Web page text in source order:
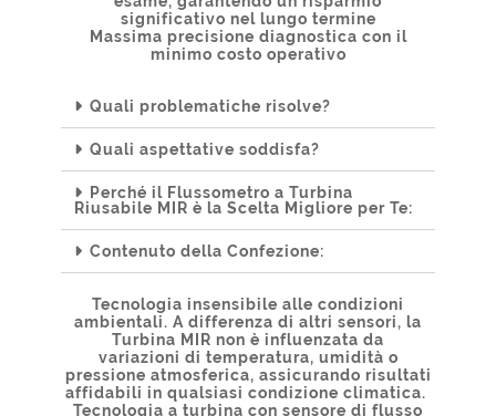
significativo nel lungo termine
Massima precisione diagnostica con il
minimo costo operativo
Quali problematiche risolve?
Quali aspettative soddisfa?
Perché il Flussometro a Turbina
Riusabile MIR è la Scelta Migliore per Te:
Contenuto della Confezione:
Tecnologia insensibile alle condizioni
ambientali. A differenza di altri sensori, la
Turbina MIR non è influenzata da
variazioni di temperatura, umidità o
pressione atmosferica, assicurando risultati
affidabili in qualsiasi condizione climatica.
Tecnologia a turbina con sensore di flusso